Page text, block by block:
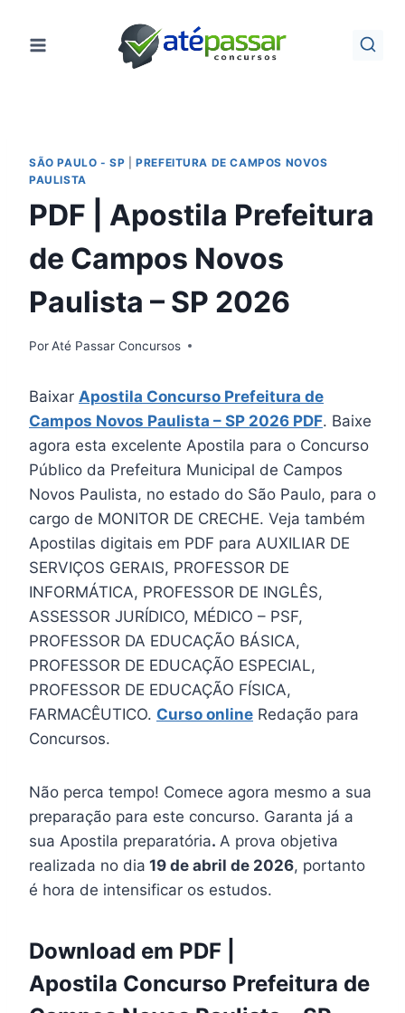
para
SÃO PAULO - SP |PREFEITURA DE CAMPOS NOVOS
PAULISTA
PDF | Apostila Prefeitura
de Campos Novos
Paulista – SP 2026
PorAté Passar Concursos
Baixar Apostila Concurso Prefeitura de
Campos Novos Paulista – SP 2026 PDF. Baixe
agora esta excelente Apostila para o Concurso
Público da Prefeitura Municipal de Campos
Novos Paulista, no estado do São Paulo, para o
cargo de MONITOR DE CRECHE. Veja também
Apostilas digitais em PDF para AUXILIAR DE
SERVIÇOS GERAIS, PROFESSOR DE
INFORMÁTICA, PROFESSOR DE INGLÊS,
ASSESSOR JURÍDICO, MÉDICO – PSF,
PROFESSOR DA EDUCAÇÃO BÁSICA,
PROFESSOR DE EDUCAÇÃO ESPECIAL,
PROFESSOR DE EDUCAÇÃO FÍSICA,
FARMACÊUTICO. Curso online Redação para
Concursos.
Não perca tempo! Comece agora mesmo a sua
preparação para este concurso. Garanta já a
sua Apostila preparatória. A prova objetiva
realizada no dia 19 de abril de 2026, portanto
é hora de intensificar os estudos.
Download em PDF |
Apostila Concurso Prefeitura de